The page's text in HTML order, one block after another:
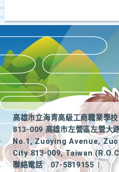
高雄市立海青高級工商職業學校
813-009 高雄市左營區左營大
No.1, Zuoying Avenue,
City 813-009, Taiwan
聯絡電話
07-5819155
|